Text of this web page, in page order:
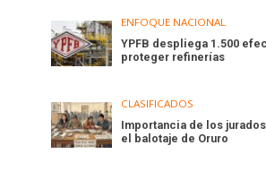
ENFOQUE NACIONAL
YPFB despliega 1.500
proteger refinerías
CLASIFICADOS
Importancia de los
el balotaje de Oruro